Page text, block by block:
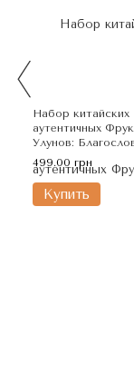
Набор китайских
аутентичных
Улунов:
Вкус 4 шт по 25г,
499.00 грн
Купить